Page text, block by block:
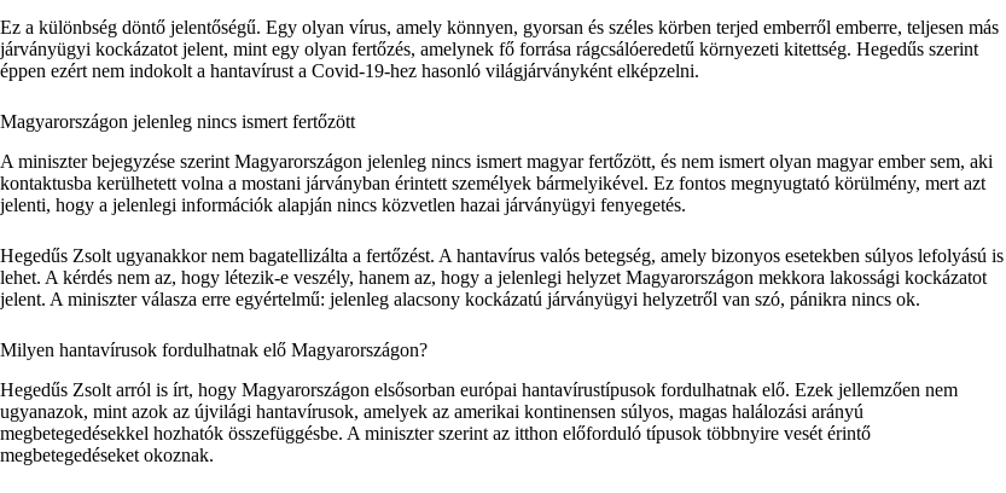
Ez a különbség döntő jelentőségű. Egy olyan vírus, amely könnyen, gyorsan és széles körben terjed emberről emberre, teljesen más
járványügyi kockázatot jelent, mint egy olyan fertőzés, amelynek fő forrása rágcsálóeredetű környezeti kitettség. Hegedűs szerint
éppen ezért nem indokolt a hantavírust a Covid-19-hez hasonló világjárványként elképzelni.
Magyarországon jelenleg nincs ismert fertőzött
A miniszter bejegyzése szerint Magyarországon jelenleg nincs ismert magyar fertőzött, és nem ismert olyan magyar ember sem, aki
kontaktusba kerülhetett volna a mostani járványban érintett személyek bármelyikével. Ez fontos megnyugtató körülmény, mert azt
jelenti, hogy a jelenlegi információk alapján nincs közvetlen hazai járványügyi fenyegetés.
Hegedűs Zsolt ugyanakkor nem bagatellizálta a fertőzést. A hantavírus valós betegség, amely bizonyos esetekben súlyos lefolyású is
lehet. A kérdés nem az, hogy létezik-e veszély, hanem az, hogy a jelenlegi helyzet Magyarországon mekkora lakossági kockázatot
jelent. A miniszter válasza erre egyértelmű: jelenleg alacsony kockázatú járványügyi helyzetről van szó, pánikra nincs ok.
Milyen hantavírusok fordulhatnak elő Magyarországon?
Hegedűs Zsolt arról is írt, hogy Magyarországon elsősorban európai hantavírustípusok fordulhatnak elő. Ezek jellemzően nem
ugyanazok, mint azok az újvilági hantavírusok, amelyek az amerikai kontinensen súlyos, magas halálozási arányú
megbetegedésekkel hozhatók összefüggésbe. A miniszter szerint az itthon előforduló típusok többnyire vesét érintő
megbetegedéseket okoznak.